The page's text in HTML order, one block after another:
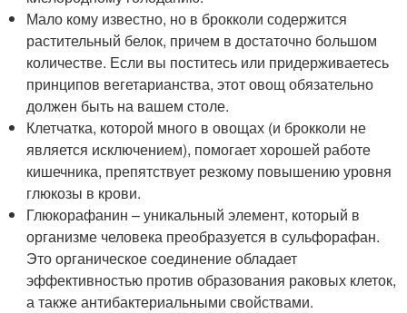
Мало кому известно, но в брокколи содержится
растительный белок, причем в достаточно большом
количестве. Если вы поститесь или придерживаетесь
принципов вегетарианства, этот овощ обязательно
должен быть на вашем столе.
Клетчатка, которой много в овощах (и брокколи не
является исключением), помогает хорошей работе
кишечника, препятствует резкому повышению уровня
глюкозы в крови.
Глюкорафанин – уникальный элемент, который в
организме человека преобразуется в сульфорафан.
Это органическое соединение обладает
эффективностью против образования раковых клеток,
а также антибактериальными свойствами.